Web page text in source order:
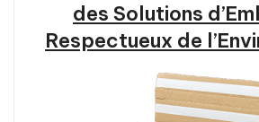
des Solutions
Respectueux de